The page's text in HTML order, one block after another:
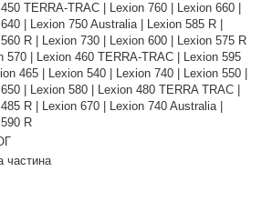
TERRA-TRAC | Lexion 760 | Lexion 660 |
| Lexion 750 Australia | Lexion 585 R |
R | Lexion 730 | Lexion 600 | Lexion 575 R
570 | Lexion 460 TERRA-TRAC | Lexion 595
465 | Lexion 540 | Lexion 740 | Lexion 550 |
| Lexion 580 | Lexion 480 TERRA TRAC |
R | Lexion 670 | Lexion 740 Australia |
R
частина